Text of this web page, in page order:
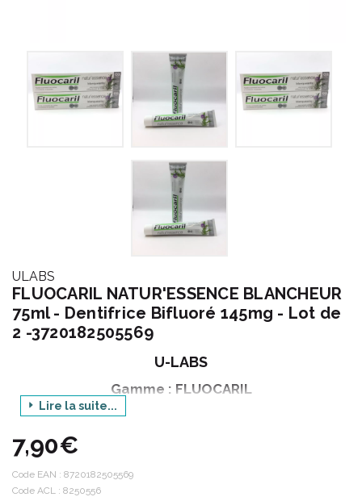
ULABS
FLUOCARIL NATUR'ESSENCE BLANCHEUR
75ml - Dentifrice Bifluoré 145mg - Lot de
2 -3720182505569
U-LABS
Gamme : FLUOCARIL
Déclinaison : NATUR'ESSENCE
Produit : BLANCHEUR - DENTIFRICE
Contenance : 75 ml lot de 2
Lire la suite...
7,90€
Code EAN : 8720182505569
Code ACL : 8250556